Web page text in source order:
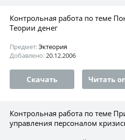
Контрольная работа по теме
Теории денег
Предмет:Эктеория
Добавлено:20.12.2006
Скачать Читать
Контрольная работа по теме
управления персоналом